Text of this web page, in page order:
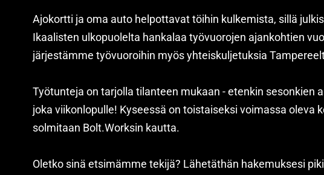
Ajokortti ja oma auto helpottavat töihin kulkemista, sillä
Ikaalisten ulkopuolelta hankalaa työvuorojen ajankohtien
järjestämme työvuoroihin myös yhteiskuljetuksia
Työtunteja on tarjolla tilanteen mukaan - etenkin sesonkien
joka viikonlopulle! Kyseessä on toistaiseksi voimassa oleva
solmitaan Bolt.Worksin kautta.
Oletko sinä etsimämme tekijä? Lähetäthän hakemuksesi